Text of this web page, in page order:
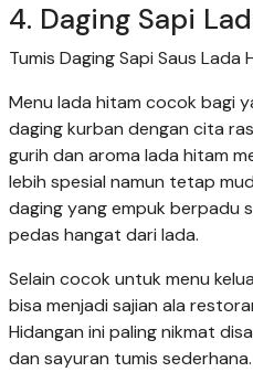
4. Daging Sapi
Tumis Daging Sapi Saus Lada
Menu lada hitam cocok bagi
daging kurban dengan cita
gurih dan aroma lada hitam
lebih spesial namun tetap
daging yang empuk berpadu
pedas hangat dari lada.
Selain cocok untuk menu
bisa menjadi sajian ala
Hidangan ini paling nikmat
dan sayuran tumis